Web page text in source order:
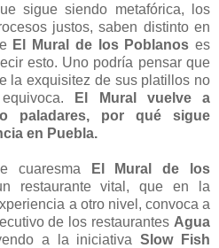
sigue siendo metafórica, los
justos, saben distinto en
El Mural de los Poblanos es
esto. Uno podría pensar que
la exquisitez de sus platillos no
El Mural vuelve a
paladares, por qué sigue
en Puebla.
cuaresma
El Mural de los
restaurante vital, que en la
a otro nivel, convoca a
de los restaurantes Agua
a la iniciativa Slow Fish